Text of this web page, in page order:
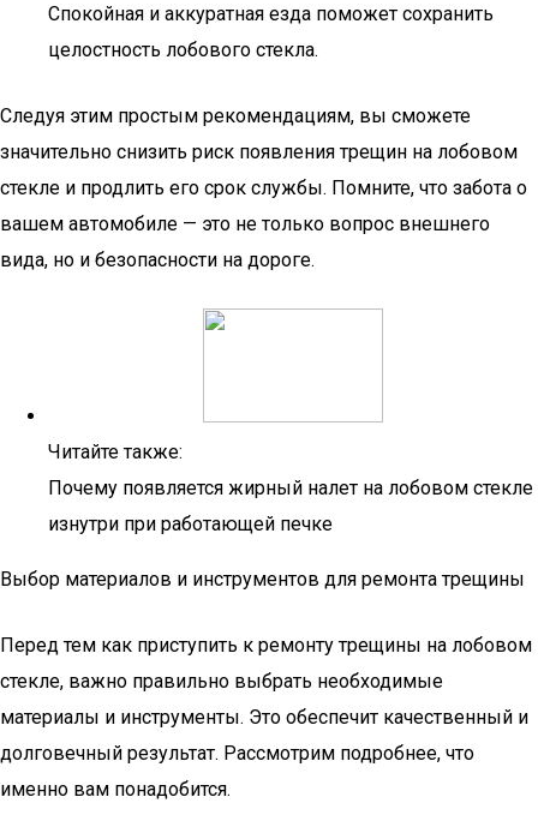
Спокойная и аккуратная езда поможет сохранить
целостность лобового стекла.
Следуя этим простым рекомендациям, вы сможете
значительно снизить риск появления трещин на лобовом
стекле и продлить его срок службы. Помните, что забота о
вашем автомобиле — это не только вопрос внешнего
вида, но и безопасности на дороге.
Читайте также:
Почему появляется жирный налет на лобовом стекле
изнутри при работающей печке
Выбор материалов и инструментов для ремонта трещины
Перед тем как приступить к ремонту трещины на лобовом
стекле, важно правильно выбрать необходимые
материалы и инструменты. Это обеспечит качественный и
долговечный результат. Рассмотрим подробнее, что
именно вам понадобится.